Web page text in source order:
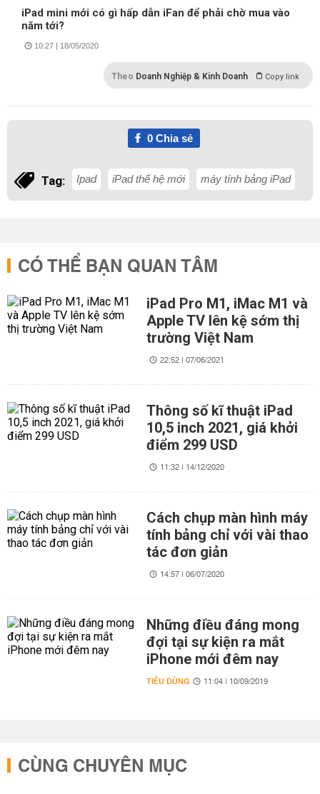
iPad mini mới có gì hấp dẫn iFan để phải chờ mua vào
năm tới?
10:27 | 18/05/2020
Theo Doanh Nghiệp & Kinh Doanh Copy link
0Chia sẻ
Tag: Ipad iPad thế hệ mới máy tính bảng iPad
CÓ THỂ BẠN QUAN TÂM
iPad Pro M1, iMac M1 và
Apple TV lên kệ sớm thị
trường Việt Nam
22:52 | 07/06/2021
Thông số kĩ thuật iPad
10,5 inch 2021, giá khởi
điểm 299 USD
11:32 | 14/12/2020
Cách chụp màn hình máy
tính bảng chỉ với vài thao
tác đơn giản
14:57 | 06/07/2020
Những điều đáng mong
đợi tại sự kiện ra mắt
iPhone mới đêm nay
TIÊU DÙNG 11:04 | 10/09/2019
CÙNG CHUYÊN MỤC